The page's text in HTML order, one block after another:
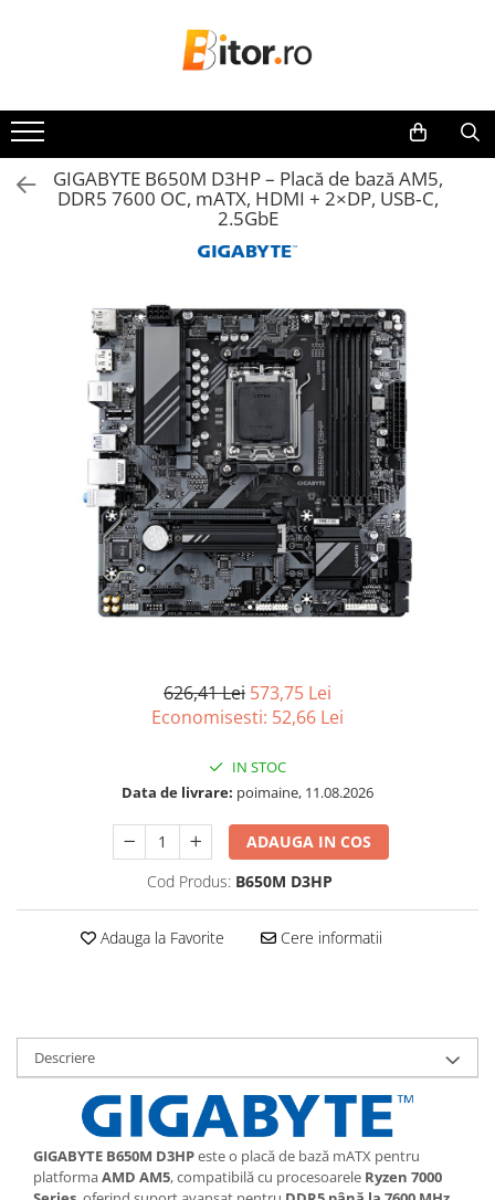
Laptop , PC, Tablete
Laptop-uri
Laptop-uri Gaming
Laptop-uri Home
Desktop PC
Desktop Business
Sistem barebone
Tablete - Windows
Imprimante, Scannere,
Consumabile
Imprimante & Multifuncționale
Imprimante Cerneală
Imprimante Matriciale
Multifuncțional Laser Mono
Accesorii Imprimante & Scannere
Consumabile & Filamente 3D
Accesorii imprimante, scannere
Consumabile - cerneală
Laser Drums
Toner
Waste Toner
Imprimante Large Format Printer
(LFP)
Accesorii Large Format
GIGABYTE B650M D3HP – Placă de bază AM5,
DDR5 7600 OC, mATX, HDMI + 2×DP, USB‑C,
2.5GbE
626,41 Lei 573,75 Lei
Economisesti: 52,66 Lei
IN STOC
Data de livrare: poimaine, 11.08.2026
ADAUGA IN COS
Cod Produs: B650M D3HP
Adauga la Favorite Cere informatii
Descriere
GIGABYTE B650M D3HPeste o placă de bază mATX pentru
platformaAMD AM5, compatibilă cu procesoarele Ryzen 7000